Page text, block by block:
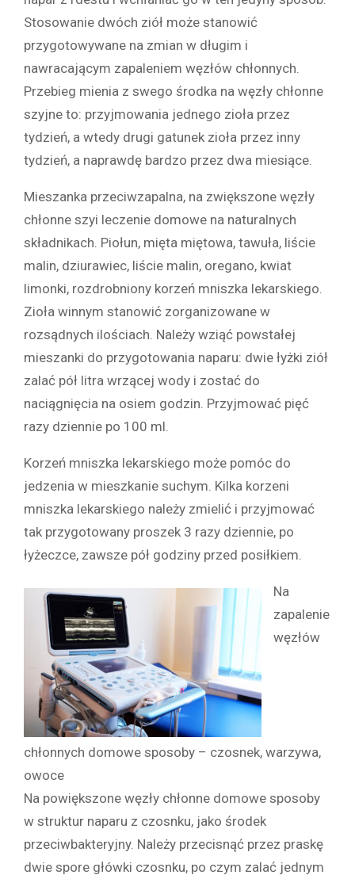
Stosowanie dwóch ziół może stanowić
przygotowywane na zmian w długim i
nawracającym zapaleniem węzłów chłonnych.
Przebieg mienia z swego środka na węzły chłonne
szyjne to: przyjmowania jednego zioła przez
tydzień, a wtedy drugi gatunek zioła przez inny
tydzień, a naprawdę bardzo przez dwa miesiące.
Mieszanka przeciwzapalna, na zwiększone węzły
chłonne szyi leczenie domowe na naturalnych
składnikach. Piołun, mięta miętowa, tawuła, liście
malin, dziurawiec, liście malin, oregano, kwiat
limonki, rozdrobniony korzeń mniszka lekarskiego.
Zioła winnym stanowić zorganizowane w
rozsądnych ilościach. Należy wziąć powstałej
mieszanki do przygotowania naparu: dwie łyżki ziół
zalać pół litra wrzącej wody i zostać do
naciągnięcia na osiem godzin. Przyjmować pięć
razy dziennie po 100 ml.
Korzeń mniszka lekarskiego może pomóc do
jedzenia w mieszkanie suchym. Kilka korzeni
mniszka lekarskiego należy zmielić i przyjmować
tak przygotowany proszek 3 razy dziennie, po
łyżeczce, zawsze pół godziny przed posiłkiem.
Na
zapalenie
węzłów
chłonnych domowe sposoby – czosnek, warzywa,
owoce
Na powiększone węzły chłonne domowe sposoby
w struktur naparu z czosnku, jako środek
przeciwbakteryjny. Należy przecisnąć przez praskę
dwie spore główki czosnku, po czym zalać jednym